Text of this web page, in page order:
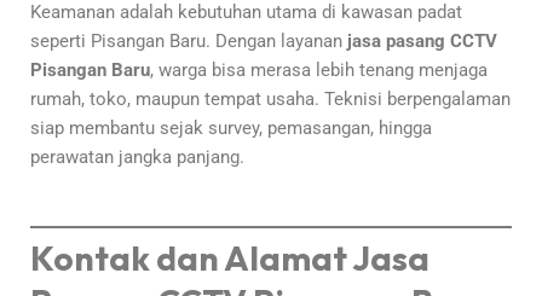
Keamanan adalah kebutuhan utama di kawasan padat
seperti Pisangan Baru. Dengan layanan jasa pasang CCTV
Pisangan Baru, warga bisa merasa lebih tenang menjaga
rumah, toko, maupun tempat usaha. Teknisi berpengalaman
siap membantu sejak survey, pemasangan, hingga
perawatan jangka panjang.
Kontak dan Alamat Jasa